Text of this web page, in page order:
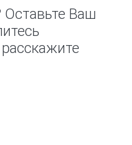
Оставьте Ваш